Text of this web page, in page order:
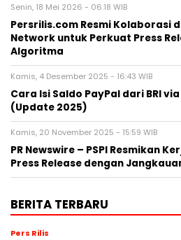
Senin, 18 Mei 2026 - 06:18 WIB
Persrilis.com Resmi Kolaborasi
Network untuk Perkuat Press
Algoritma
Kamis, 4 Desember 2025 - 16:43 WIB
Cara Isi Saldo PayPal dari BRI
(Update 2025)
Kamis, 20 November 2025 - 15:59 WIB
PR Newswire – PSPI Resmikan
Press Release dengan
BERITA TERBARU
Pers Rilis